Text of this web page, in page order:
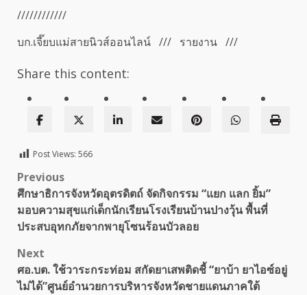
////////////
บก.เจี๊ยบแม่สายนิวส์ออนไลน์ /// รายงาน ///
Share this content:
Post Views: 566
Post
navigation
Previous
ศึกษาธิการจังหวัดอุตรดิตถ์ จัดกิจกรรม “แยก แลก ยิ้ม”
มอบความสุขแก่เด็กนักเรียนโรงเรียนบ้านปางวุ้น พื้นที่
ประสบอุทกภัยจากพายุโซนร้อนบัวลอย
Next
ศอ.บต. ใช้วาระกระท่อม สกัดยาเสพติดชี้ “ยาบ้า ยาไอซ์อยู่
ไม่ได้”ศูนย์อำนวยการบริหารจังหวัดชายแดนภาคใต้